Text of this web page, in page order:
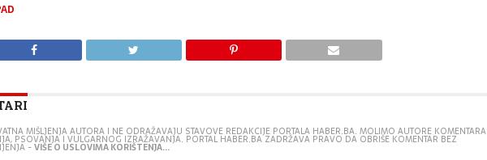
MIŠLJENJA AUTORA I NE ODRAŽAVAJU STAVOVE REDAKCIJE PORTALA HABER.BA. MOLIMO AUTORE KOMENTARA
PSOVANJA I VULGARNOG IZRAŽAVANJA. PORTAL HABER.BA ZADRŽAVA PRAVO DA OBRIŠE KOMENTAR BEZ
-VIŠE O USLOVIMA KORIŠTENJA...